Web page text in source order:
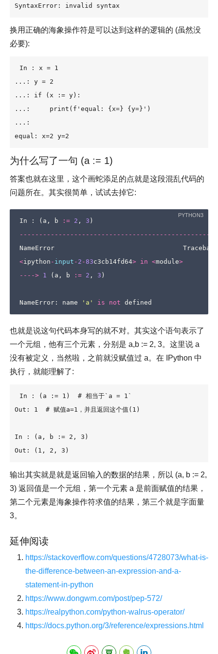
SyntaxError: invalid syntax
换用正确的海象操作符是可以达到这样的逻辑的 (虽然没
必要):
In : x = 1
...: y = 2
...: if (x := y):
...:     print(f'equal: {x=} {y=}')
...:
equal: x=2 y=2
为什么写了一句 (a := 1)
答案也就在这里，这个画蛇添足的点就是这段混乱代码的
问题所在。其实很简单，试试去掉它:
In : ( a , b := 2 , 3 )
NameError
Traceback
<ipython - input - 2 - 83c3cb14fd64> in <module>
----> 1 ( a , b := 2 , 3 )
NameError : name 'a' is not defined
也就是说这句代码本身写的就不对。其实这个语句表示了
一个元组，他有三个元素，分别是 a,b := 2, 3。这里说 a
没有被定义，当然啦，之前就没赋值过 a。在 IPython 中
执行，就能理解了:
In : (a := 1)  # 相当于`a = 1`
Out: 1  # 赋值a=1，并且返回这个值(1)
In : (a, b := 2, 3)
Out: (1, 2, 3)
输出其实就是就是返回输入的数据的结果，所以 (a, b := 2,
3) 返回值是一个元组，第一个元素 a 是前面赋值的结果，
第二个元素是海象操作符求值的结果，第三个就是字面量
3。
延伸阅读
https://stackoverflow.com/questions/4728073/what-is-
the-difference-between-an-expression-and-a-
statement-in-python
https://www.dongwm.com/post/pep-572/
https://realpython.com/python-walrus-operator/
https://docs.python.org/3/reference/expressions.html